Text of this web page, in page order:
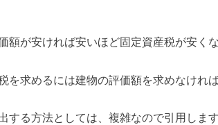
額が安ければ安いほど固定資産税が安く
を求めるには建物の評価額を求めなければ
する方法としては、複雑なので引用します